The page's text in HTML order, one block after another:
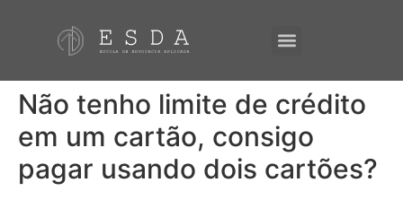
Não tenho limite de crédito
em um cartão, consigo
pagar usando dois cartões?